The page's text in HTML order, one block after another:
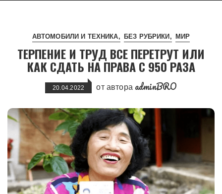
АВТОМОБИЛИ И ТЕХНИКА БЕЗ РУБРИКИ МИР
ТЕРПЕНИЕ И ТРУД ВСЕ ПЕРЕТРУТ ИЛИ
КАК СДАТЬ НА ПРАВА С 950 РАЗА
20.04.2022 от автора adminBRO